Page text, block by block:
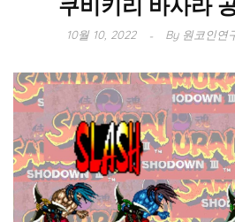
쿠비키리 바사라
10월 10, 2022 By원코인연